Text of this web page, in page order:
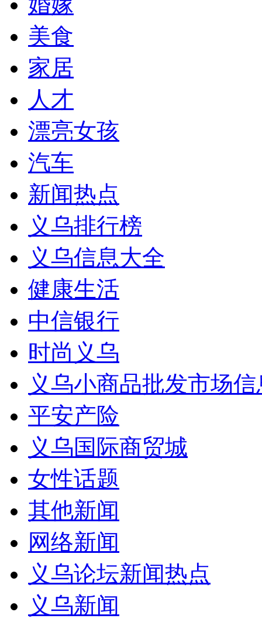
美食
家居
人才
漂亮女孩
汽车
新闻热点
义乌排行榜
义乌信息大全
健康生活
中信银行
时尚义乌
义乌小商品批发市场
平安产险
义乌国际商贸城
女性话题
其他新闻
网络新闻
义乌论坛新闻热点
义乌新闻